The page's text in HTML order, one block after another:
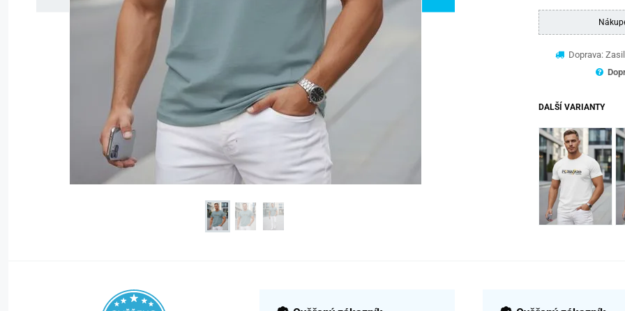
Doprava:
DALŠÍ VARIANTY